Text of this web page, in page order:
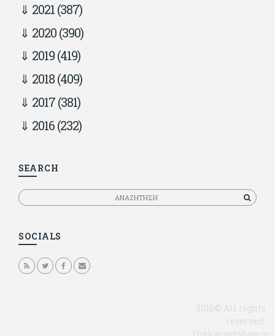
2021(387)
2020(390)
2019(419)
2018(409)
2017(381)
2016(232)
SEARCH
Αναζητηση
SOCIALS